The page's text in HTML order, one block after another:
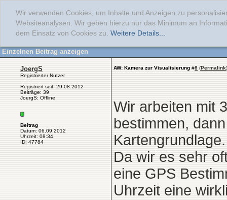
Wir verwenden Cookies, um Inhalte und Anzeigen zu
Websiteanalysen. Wir geben hierzu nur das Minimum an
dem Einsatz von Cookies zu. Weitere Details...
Einzelnen Beitrag anzeigen
JoergS
Registrierter Nutzer
Registriert seit: 29.08.2012
Beiträge: 39
JoergS: Offline
Beitrag
Datum: 06.09.2012
Uhrzeit: 08:34
ID: 47784
AW: Kamera zur Visualisierung #8 (Permalink)
Wir arbeiten mit
bestimmen,
Kartengrundlage.
Da wir es sehr
eine GPS
Uhrzeit eine